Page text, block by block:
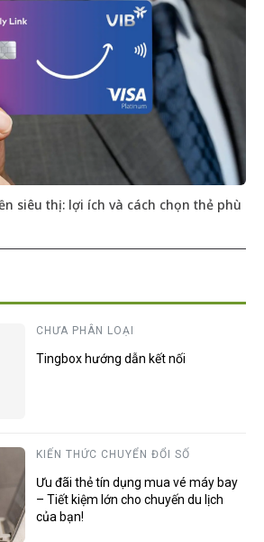
siêu thị: lợi ích và cách chọn thẻ phù
CHƯA PHÂN LOẠI
Tingbox hướng dẫn kết nối
KIẾN THỨC CHUYỂN ĐỔI SỐ
Ưu đãi thẻ tín dụng mua vé máy bay
– Tiết kiệm lớn cho chuyến du lịch
của bạn!